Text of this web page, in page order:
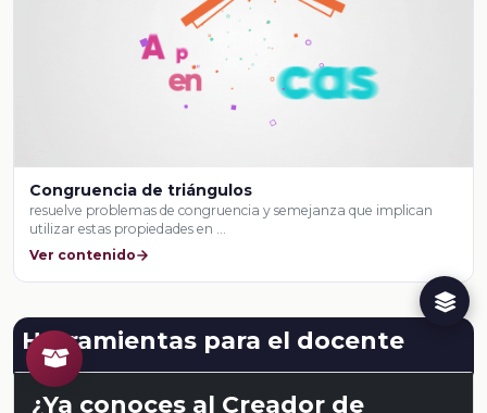
Congruencia de triángulos
resuelve problemas de congruencia y semejanza que implican
utilizar estas propiedades en …
Ver contenido
Herramientas para el docente
¿Ya conoces al Creador de